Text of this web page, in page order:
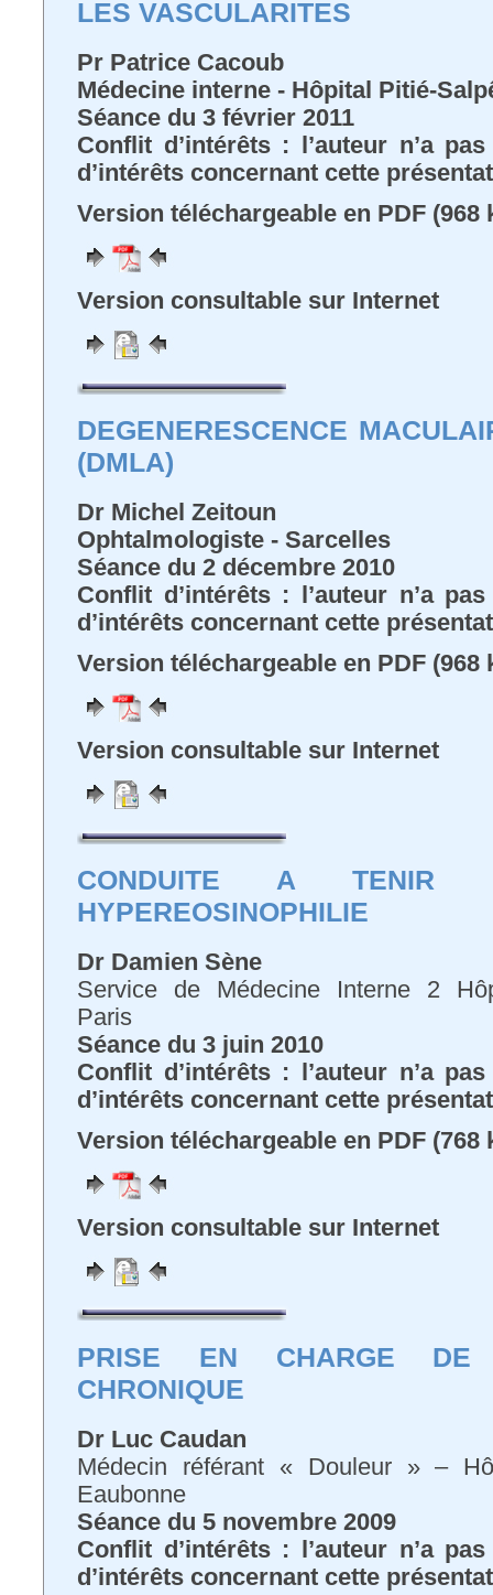
LES VASCULARITES
Pr Patrice Cacoub
Médecine interne - Hôpital Pitié-
Séance du 3 février 2011
Conflit d’intérêts : l’auteur n’a
d’intérêts concernant cette
Version téléchargeable en PDF (968
Version consultable sur Internet
DEGENERESCENCE
(DMLA)
Dr Michel Zeitoun
Ophtalmologiste - Sarcelles
Séance du 2 décembre 2010
Conflit d’intérêts : l’auteur n’a
d’intérêts concernant cette
Version téléchargeable en PDF (968
Version consultable sur Internet
CONDUITE A TENIR
HYPEREOSINOPHILIE
Dr Damien Sène
Service de Médecine Interne 2
Paris
Séance du 3 juin 2010
Conflit d’intérêts : l’auteur n’a
d’intérêts concernant cette
Version téléchargeable en PDF (768
Version consultable sur Internet
PRISE EN CHARGE DE
CHRONIQUE
Dr Luc Caudan
Médecin référant « Douleur » –
Eaubonne
Séance du 5 novembre 2009
Conflit d’intérêts : l’auteur n’a
d’intérêts concernant cette